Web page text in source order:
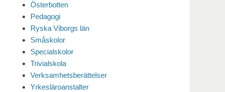
Österbotten
Pedagogi
Ryska Viborgs län
Småskolor
Specialskolor
Trivialskola
Verksamhetsberättelser
Yrkesläroanstalter